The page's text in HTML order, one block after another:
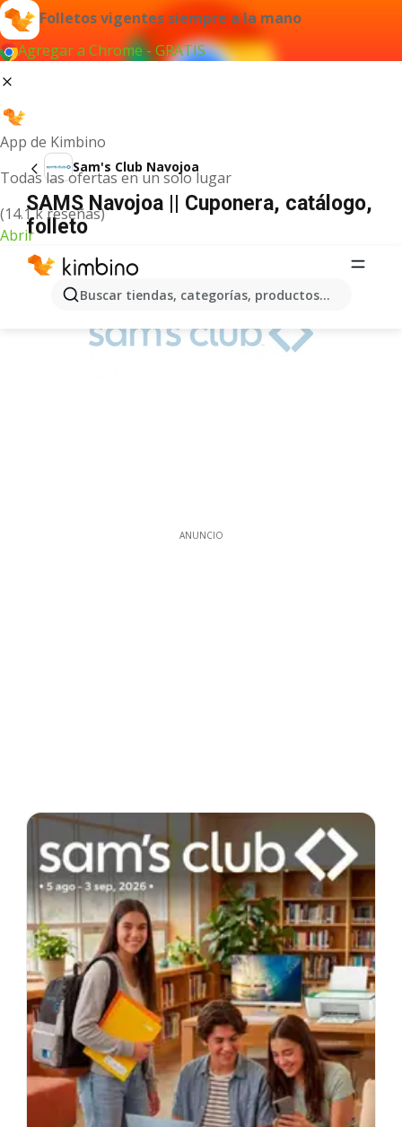
Folletos vigentes siempre a la mano
Agregar a Chrome - GRATIS
App de Kimbino
Todas las ofertas en un solo lugar
(14.1 k reseñas)
Abrir
Buscar tiendas, categorías, productos...
Sam's Club Navojoa
SAMS Navojoa || Cuponera, catálogo,
folleto
ANUNCIO